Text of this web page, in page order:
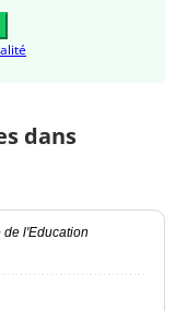
dans
de l'Education